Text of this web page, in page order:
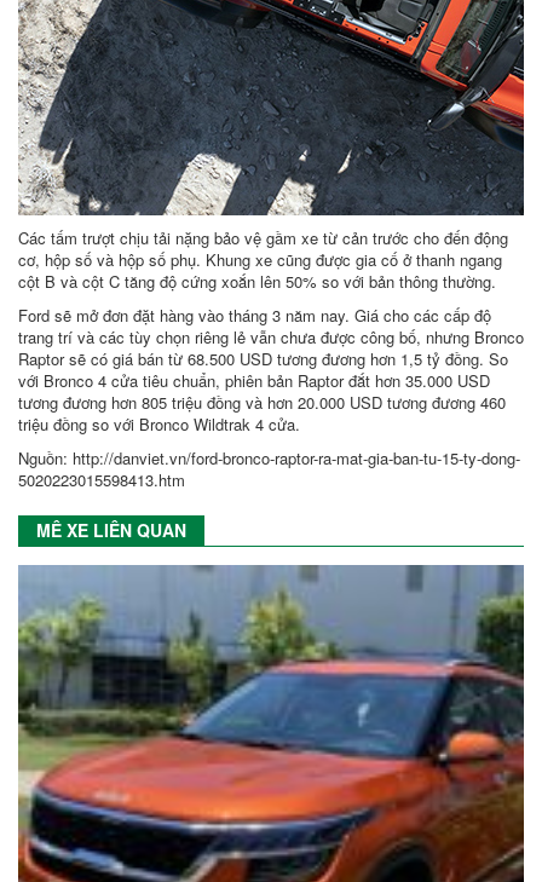
Các tấm trượt chịu tải nặng bảo vệ gầm xe từ cản trước cho đến động
cơ, hộp số và hộp số phụ. Khung xe cũng được gia cố ở thanh ngang
cột B và cột C tăng độ cứng xoắn lên 50% so với bản thông thường.
Ford sẽ mở đơn đặt hàng vào tháng 3 năm nay. Giá cho các cấp độ
trang trí và các tùy chọn riêng lẻ vẫn chưa được công bố, nhưng Bronco
Raptor sẽ có giá bán từ 68.500 USD tương đương hơn 1,5 tỷ đồng. So
với Bronco 4 cửa tiêu chuẩn, phiên bản Raptor đắt hơn 35.000 USD
tương đương hơn 805 triệu đồng và hơn 20.000 USD tương đương 460
triệu đồng so với Bronco Wildtrak 4 cửa.
Nguồn: http://danviet.vn/ford-bronco-raptor-ra-mat-gia-ban-tu-15-ty-dong-
5020223015598413.htm
MÊ XE LIÊN QUAN